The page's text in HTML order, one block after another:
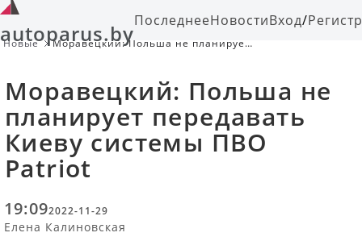
autoparus.byПоследнееНовостиВход/
Новые
Моравецкий: Польша не планирует
Моравецкий: Польша не
планирует передавать
Киеву системы ПВО
Patriot
19:092022-11-29
Елена Калиновская